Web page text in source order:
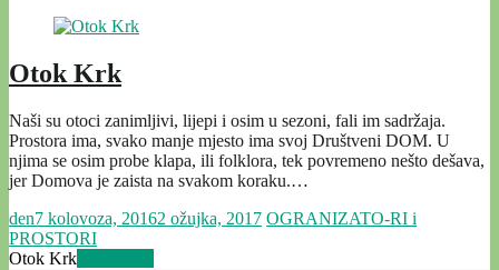
Otok Krk
Naši su otoci zanimljivi, lijepi i osim u sezoni, fali im sadržaja.
Prostora ima, svako manje mjesto ima svoj Društveni DOM. U
njima se osim probe klapa, ili folklora, tek povremeno nešto dešava,
jer Domova je zaista na svakom koraku.…
den7 kolovoza, 20162 ožujka, 2017 OGRANIZATO-RI i
PROSTORI
Otok Krk